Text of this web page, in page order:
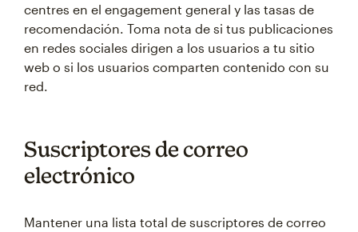
centres en el engagement general y las tasas de
recomendación. Toma nota de si tus publicaciones
en redes sociales dirigen a los usuarios a tu sitio
web o si los usuarios comparten contenido con su
red.
Suscriptores de correo
electrónico
Mantener una lista total de suscriptores de correo